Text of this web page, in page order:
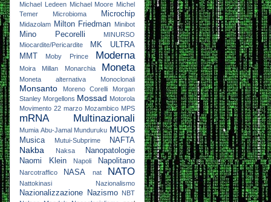
Michael Ledeen Michael Moore Michel
Temer
Microbioma Microchip
Midazolam Milton Friedman Minibot
Mino Pecorelli
MINURSO
Miocardite/Pericardite
MK ULTRA
MMT
Moby Prince Moderna
Moira Millan Monarchia Moneta
Moneta alternativa Monoclonali
Monsanto Moreno Corelli
Morgan
Stanley Morgellons Mossad Motorola
Movimento 22 marzo Mozambico MPS
mRNA Multinazionali
Mumia Abu-Jamal Munduruku MUOS
Musica Mutui-Subprime NAFTA
Nakba Naksa
Nanopatologie
Naomi Klein
Napoli Napolitano
Narcotraffico NASA nat NATO
Nattokinasi Nazionalismo
Nazionalizzazione Nazismo
NBT